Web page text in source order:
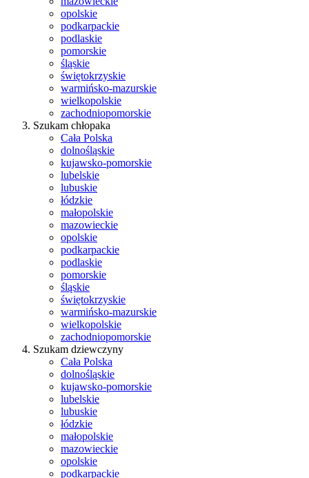
opolskie
podkarpackie
podlaskie
pomorskie
śląskie
świętokrzyskie
warmińsko-mazurskie
wielkopolskie
zachodniopomorskie
Szukam chłopaka
Cała Polska
dolnośląskie
kujawsko-pomorskie
lubelskie
lubuskie
łódzkie
małopolskie
mazowieckie
opolskie
podkarpackie
podlaskie
pomorskie
śląskie
świętokrzyskie
warmińsko-mazurskie
wielkopolskie
zachodniopomorskie
Szukam dziewczyny
Cała Polska
dolnośląskie
kujawsko-pomorskie
lubelskie
lubuskie
łódzkie
małopolskie
mazowieckie
opolskie
podkarpackie